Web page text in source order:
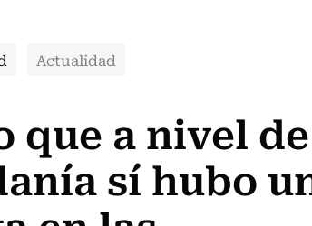
Actualidad
que a nivel de
sí hubo